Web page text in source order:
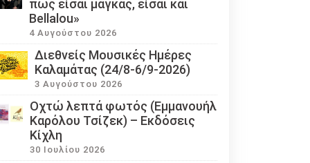
πως είσαι μάγκας, είσαι και
Bellalou»
4 Αυγούστου 2026
Διεθνείς Μουσικές Ημέρες
Καλαμάτας (24/8-6/9-2026)
3 Αυγούστου 2026
Οχτώ λεπτά φωτός (Εμμανουήλ
Καρόλου Τσίζεκ) – Εκδόσεις
Κίχλη
30 Ιουλίου 2026